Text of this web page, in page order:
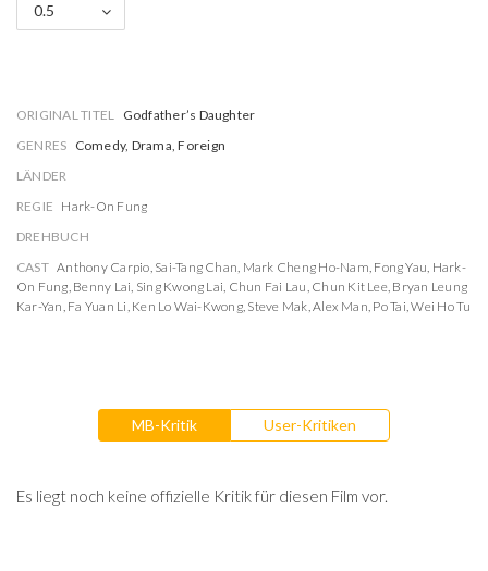
0.5
ORIGINAL TITEL Godfather’s Daughter
GENRES Comedy, Drama, Foreign
LÄNDER
REGIE Hark-On Fung
DREHBUCH
CAST Anthony Carpio, Sai-Tang Chan, Mark Cheng Ho-Nam, Fong Yau, Hark-
On Fung, Benny Lai, Sing Kwong Lai, Chun Fai Lau, Chun Kit Lee, Bryan Leung
Kar-Yan, Fa Yuan Li, Ken Lo Wai-Kwong, Steve Mak,Alex Man, Po Tai,Wei Ho Tu
MB-Kritik User-Kritiken
Es liegt noch keine offizielle Kritik für diesen Film vor.